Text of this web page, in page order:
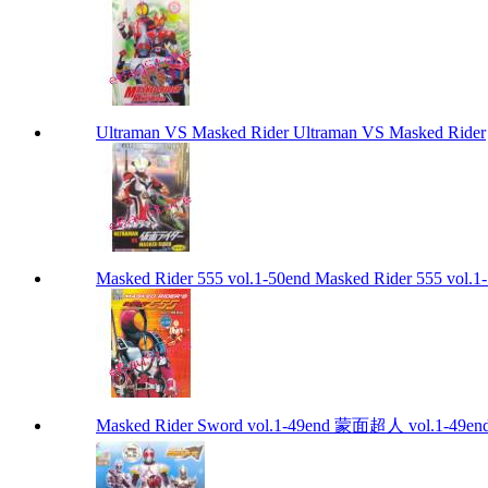
Ultraman VS Masked Rider Ultraman VS Masked Rider
Masked Rider 555 vol.1-50end Masked Rider 555
Masked Rider Sword vol.1-49end 蒙面超人 vol.1-